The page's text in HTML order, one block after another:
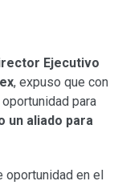
Ejecutivo
, expuso que con
para
un aliado para
oportunidad en el